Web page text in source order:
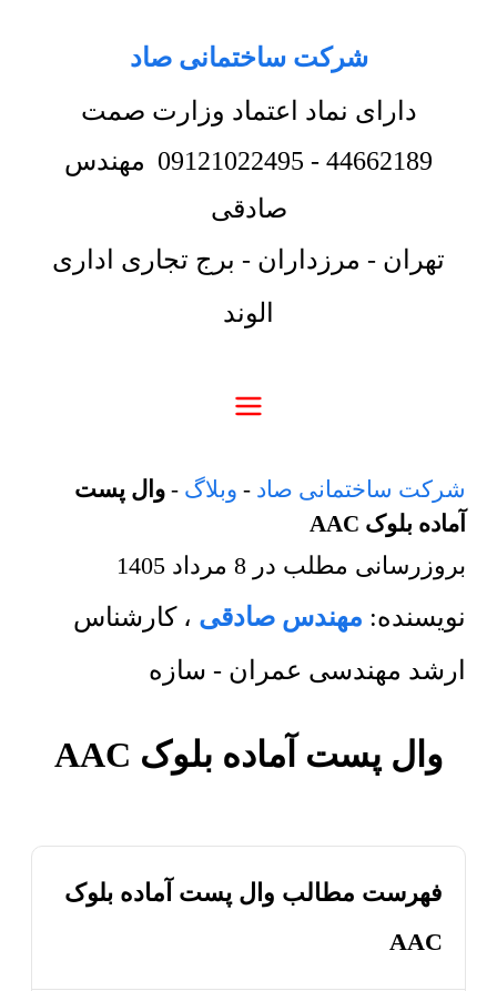
شرکت ساختمانی صاد
دارای نماد اعتماد وزارت صمت
44662189
-
09121022495 مهندس
صادقی
تهران - مرزداران - برج تجاری اداری
الوند
شرکت ساختمانی صاد - وبلاگ - وال پست
آماده بلوک AAC
بروزرسانی مطلب در 8 مرداد 1405
نویسنده: مهندس صادقی ،کارشناس
ارشد مهندسی عمران - سازه
وال پست آماده بلوک AAC
فهرست مطالب وال پست آماده بلوک
AAC